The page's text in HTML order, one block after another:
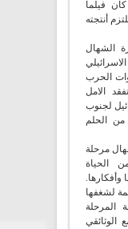
فيلماً
أنتجته
الشهال
سنوات الحرب
الامل
لجنوب
من الحلم
الشهال مرحلة
الحياة
وأفكارها.
لشغفها
المرحلة
الوثائقي